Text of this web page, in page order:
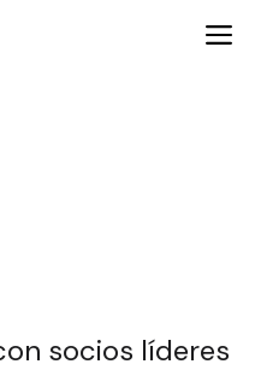
socios líderes